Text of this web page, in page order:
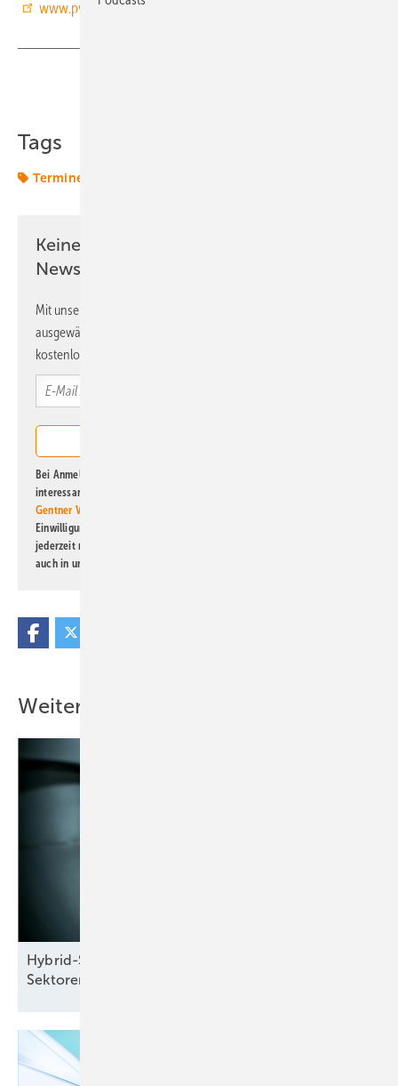
www.pv-symposium.de
Tags
Termine & Veranstaltungen
Keine Zeit? Kein Problem mit dem ERE
Newsletter!
Mit unserem Newsletter erhalten Sie regelmäßig von uns
ausgewählte Informationen und Neuigkeiten, gebündelt und
kostenlos direkt ins Postfach.
Bei Anmeldung zu diesem Newsletter bin ich damit einverstanden, über
interessante Verlags- und Online-Angebote
Gentner Verlag GmbH & Co. KG
Einwilligung kann ich jederzeit widerrufen und eine Abmeldung ist
jederzeit möglich. Informationen zum Umgang mit Daten finden Sie
auch in unserer
Weitere Inhalte
Hybrid-Seminar: Energiewende und
Sektorenkopplung